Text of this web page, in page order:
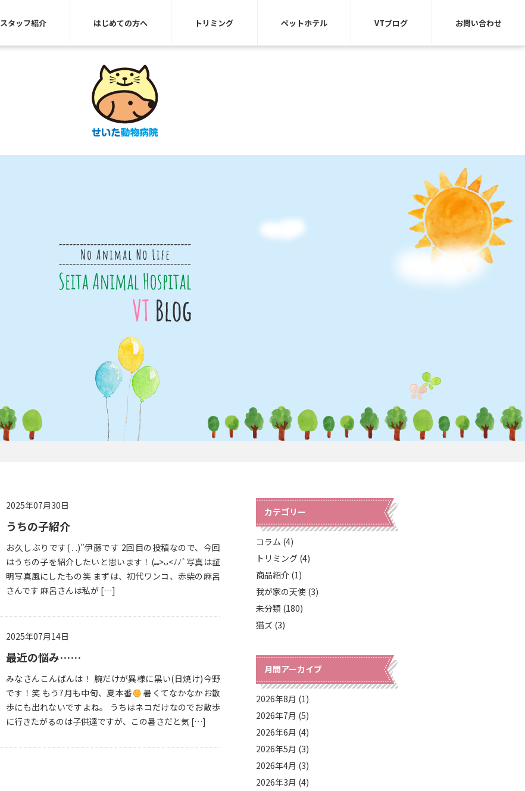
スタッフ紹介 はじめての方へ トリミング ペットホテル VTブログ お問い合わせ
2025年07月30日
うちの子紹介
お久しぶりです( . .)”伊藤です 2回目の投稿なので、今回
はうちの子を紹介したいと思います！(⑉>ᴗ<ﾉﾉﾞ写真は証
明写真風にしたもの笑 まずは、初代ワンコ、赤柴の麻呂
さんです 麻呂さんは私が […]
2025年07月14日
最近の悩み……
みなさんこんばんは！ 腕だけが異様に黒い(日焼け)今野
です！笑 もう7月も中旬、夏本番
暑くてなかなかお散
歩にも出れないですよね。 うちはネコだけなのでお散歩
に行きたがるのは子供達ですが、この暑さだと気 […]
カテゴリー
コラム (4)
トリミング (4)
商品紹介 (1)
我が家の天使 (3)
未分類 (180)
猫ズ (3)
月間アーカイブ
2026年8月 (1)
2026年7月 (5)
2026年6月 (4)
2026年5月 (3)
2026年4月 (3)
2026年3月 (4)